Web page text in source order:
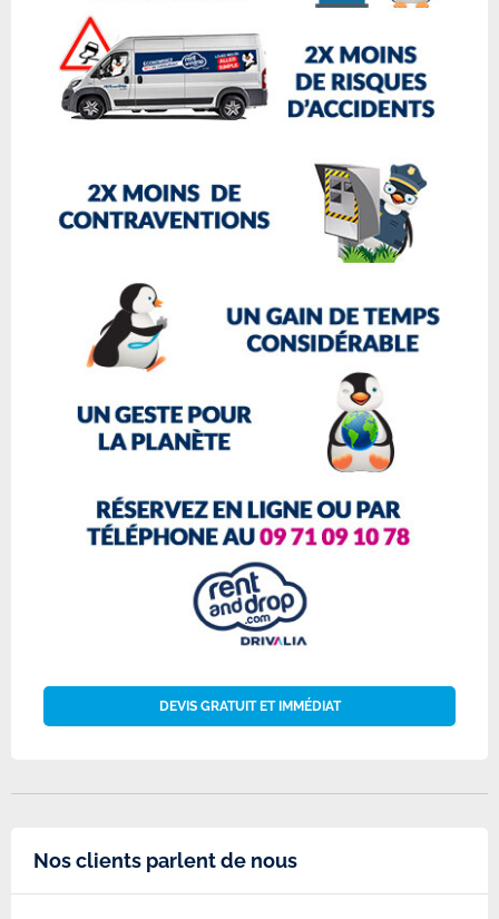
DEVIS GRATUIT ET IMMÉDIAT
Nos clients parlent de nous